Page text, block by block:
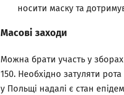
носити маску та
Масові заходи
Можна брати участь у
150. Необхідно затуляти
у Польщі надалі є стан